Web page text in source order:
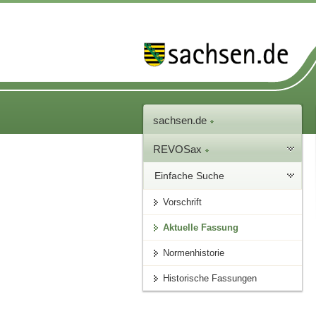
sachsen.de
REVOSax
Einfache Suche
Vorschrift
Aktuelle Fassung
Normenhistorie
Historische Fassungen